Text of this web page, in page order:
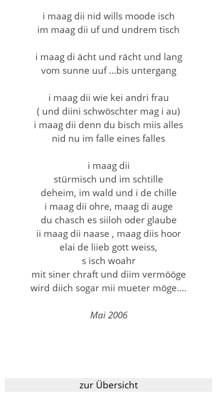
i maag dii nid wills moode isch
im maag dii uf und undrem tisch
i maag di ächt und rächt und lang
vom sunne uuf ...bis untergang
i maag dii wie kei andri frau
( und diini schwöschter mag i au)
i maag dii denn du bisch miis alles
nid nu im falle eines falles
i maag dii
stürmisch und im schtille
deheim, im wald und i de chille
i maag dii ohre, maag di auge
du chasch es siiloh oder glaube
ii maag dii naase , maag diis hoor
elai de liieb gott weiss,
s isch woahr
mit siner chraft und diim vermööge
wird diich sogar mii mueter möge....
Mai 2006
zur Übersicht